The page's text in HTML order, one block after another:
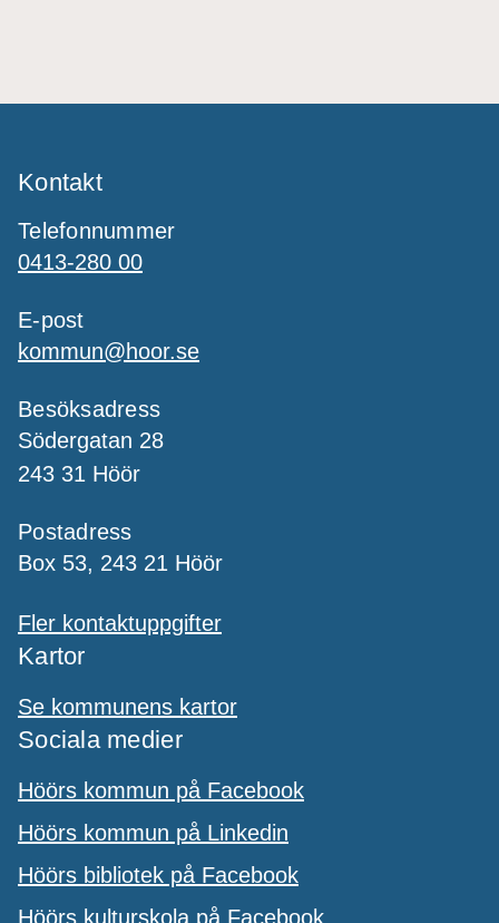
Kontakt
Telefonnummer
0413-280 00
E-post
kommun@hoor.se
Besöksadress
Södergatan 28
243 31 Höör
Postadress
Box 53, 243 21 Höör
Fler kontaktuppgifter
Kartor
Se kommunens kartor
Sociala medier
Höörs kommun på Facebook
Höörs kommun på Linkedin
Höörs bibliotek på Facebook
Höörs kulturskola på Facebook